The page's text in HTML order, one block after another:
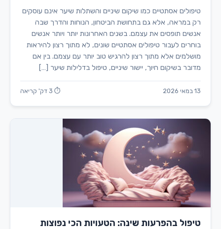
טיפולים אסתטיים כמו שיקום שיניים והשתלות שיער אינם עוסקים
רק במראה, אלא גם בתחושת הביטחון, הנוחות והדרך שבה
אנשים תופסים את עצמם. בשנים האחרונות יותר ויותר אנשים
בוחרים לעבור טיפולים אסתטיים שונים, לא מתוך רצון להיראות
מושלמים אלא מתוך רצון להרגיש טוב יותר עם עצמם. בין אם
מדובר בשיקום חיוך, יישור שיניים, טיפול בדלילות שיער […]
13 במאי 2026 ⏱ 3 דק' קריאה
טיפול בהפרעות שינה: הטעויות הכי נפוצות